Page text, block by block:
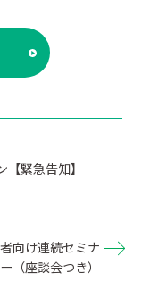
緊急告知】
向け連続セミナ
ー（座談会つき）